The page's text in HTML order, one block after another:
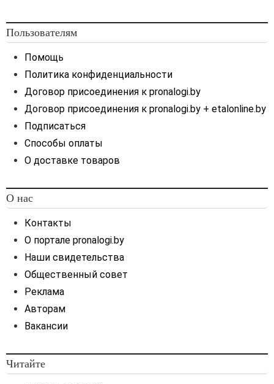
валютных операций
иностранной валюты срок
оплаты нерезидентом
необходимо
в случае продления
(увеличения) срока
Беларусь для совершения
Пользователям
Помощь
Политика конфиденциальности
Договор присоединения к pronalogi.by
Договор присоединения к pronalogi.by + etalonline.by
Подписаться
Способы оплаты
О доставке товаров
О нас
Контакты
О портале pronalogi.by
Наши свидетельства
Общественный совет
Реклама
Авторам
Вакансии
Читайте